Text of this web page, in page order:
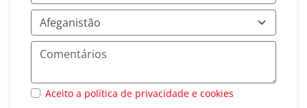
Aceito a política de privacidade e cookies